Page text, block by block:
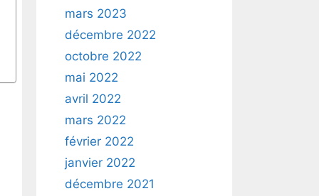
mars 2023
décembre 2022
octobre 2022
mai 2022
avril 2022
mars 2022
février 2022
janvier 2022
décembre 2021